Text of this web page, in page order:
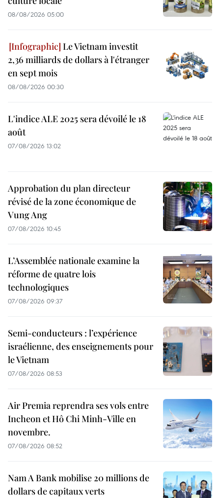
08/08/2026 05:00
Le Vietnam investit
2,36 milliards de dollars à l'étranger
en sept mois
08/08/2026 00:30
L'indice ALE 2025 sera dévoilé le 18
août
07/08/2026 13:02
Approbation du plan directeur
révisé de la zone économique de
Vung Ang
07/08/2026 10:45
L’Assemblée nationale examine la
réforme de quatre lois
technologiques
07/08/2026 09:37
Semi-conducteurs : l’expérience
israélienne, des enseignements pour
le Vietnam
07/08/2026 08:53
Air Premia reprendra ses vols entre
Incheon et Hô Chi Minh-Ville en
novembre.
07/08/2026 08:52
Nam A Bank mobilise 20 millions de
dollars de capitaux verts